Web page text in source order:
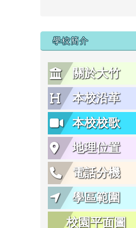
學校簡介
關於大竹
本校沿革
本校校歌
地理位置
電話分機
學區範圍
校園平面圖